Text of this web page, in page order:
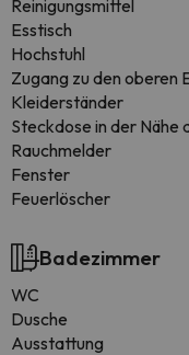
Reinigungsmittel
Esstisch
Hochstuhl
Zugang zu den oberen
Kleiderständer
Steckdose in der Nähe
Rauchmelder
Fenster
Feuerlöscher
Badezimmer
WC
Dusche
Ausstattung